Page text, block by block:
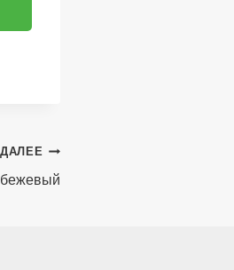
ДАЛЕЕ
бежевый